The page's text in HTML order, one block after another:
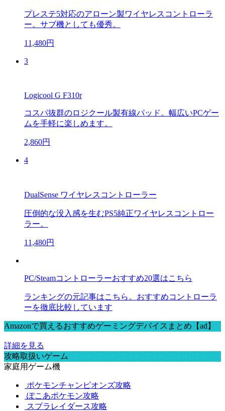
プレステ5対応のアローン製ワイヤレスコントローラ
ー。サブ機としても優秀。
11,480円
3
Logicool G F310r
コスパ抜群のロジクール製有線パッド。幅広いPCゲー
ムを手軽に楽しめます。
2,860円
4
DualSense ワイヤレスコントローラー
圧倒的な没入感を生むPS5純正ワイヤレスコントロー
ラー。
11,480円
PC/Steamコントローラーおすすめ20選はこちら
ランキングの元記事はこちら。おすすめコントローラ
ーを徹底比較しています
Amazonで買えるおすすめゲーミングデバイスまとめ【ad】
詳細を見る
攻略取扱いゲーム
家庭用ゲーム機
ポケモンチャンピオンズ攻略
ぽこあポケモン攻略
スプラレイダース攻略